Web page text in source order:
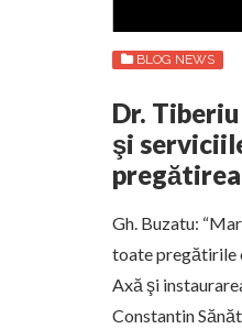
BLOG NEWS
Dr.
şi
Gh. Buzatu:
toate pregătirile
Axă şi
Constantin